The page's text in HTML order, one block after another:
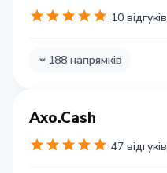
10 відгуків
188 напрямків
Axo.Cash
47 відгуків